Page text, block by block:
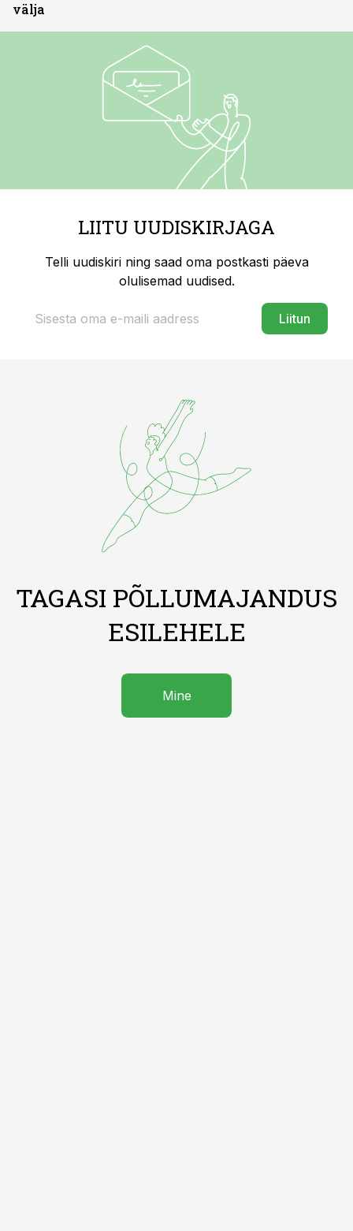
välja
LIITU UUDISKIRJAGA
Telli uudiskiri ning saad oma postkasti päeva
olulisemad uudised.
Liitun
TAGASI PÕLLUMAJANDUS
ESILEHELE
Mine